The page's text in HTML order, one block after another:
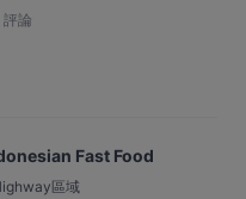
評論
Fast Food
區域